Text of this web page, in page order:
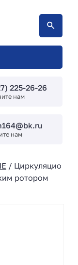
225-26-26
нам
нам
/ Циркуляцио
ротором